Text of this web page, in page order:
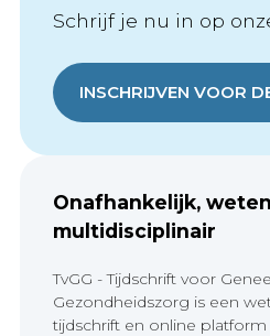
Schrijf je nu in op
INSCHRIJVEN VOOR
Onafhankelijk,
multidisciplinair
TvGG - Tijdschrift voor
Gezondheidszorg is een
tijdschrift en online